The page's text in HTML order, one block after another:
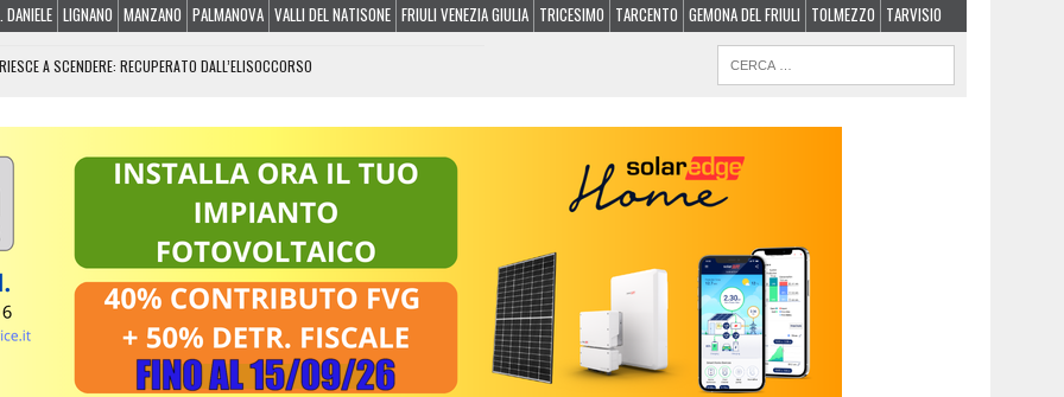
DANIELE LIGNANO MANZANO PALMANOVA VALLI DEL NATISONE FRIULI VENEZIA GIULIA TRICESIMO TARCENTO GEMONA DEL FRIULI TOLMEZZO TARVISIO
A SCENDERE: RECUPERATO DALL’ELISOCCORSO
ARRIVANO I TEMPORALI MA NON BASTA
TRA CORSA, MUSICA E TRADIZIONE